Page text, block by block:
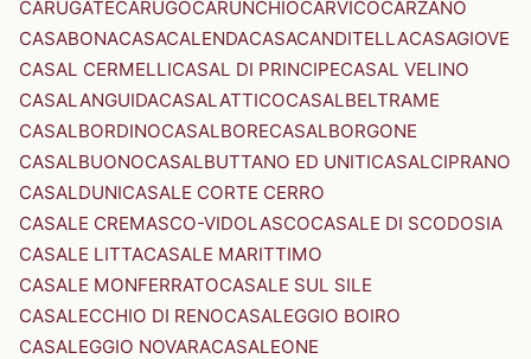
CARUGATECARUGOCARUNCHIOCARVICOCARZANO
CASABONACASACALENDACASACANDITELLACASAGIOVE
CASAL CERMELLICASAL DI PRINCIPECASAL VELINO
CASALANGUIDACASALATTICOCASALBELTRAME
CASALBORDINOCASALBORECASALBORGONE
CASALBUONOCASALBUTTANO ED UNITICASALCIPRANO
CASALDUNICASALE CORTE CERRO
CASALE CREMASCO-VIDOLASCOCASALE DI SCODOSIA
CASALE LITTACASALE MARITTIMO
CASALE MONFERRATOCASALE SUL SILE
CASALECCHIO DI RENOCASALEGGIO BOIRO
CASALEGGIO NOVARACASALEONE